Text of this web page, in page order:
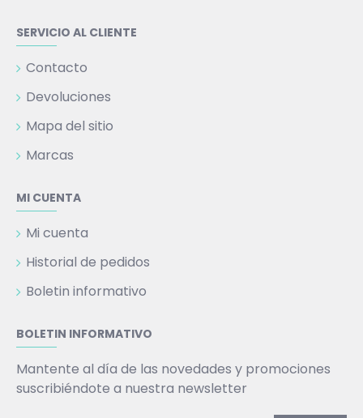
SERVICIO AL CLIENTE
Contacto
Devoluciones
Mapa del sitio
Marcas
MI CUENTA
Mi cuenta
Historial de pedidos
Boletin informativo
BOLETIN INFORMATIVO
Mantente al día de las novedades y promociones
suscribiéndote a nuestra newsletter